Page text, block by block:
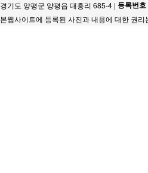
경기도 양평군 양평읍 대흥리 685-4 | 등록번호
본웹사이트에 등록된 사진과 내용에 대한 권